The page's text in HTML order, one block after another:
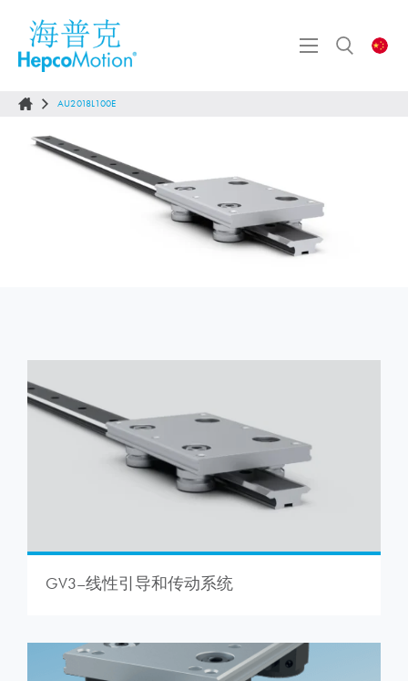
AU2018L100E
GV3–线性引导和传动系统